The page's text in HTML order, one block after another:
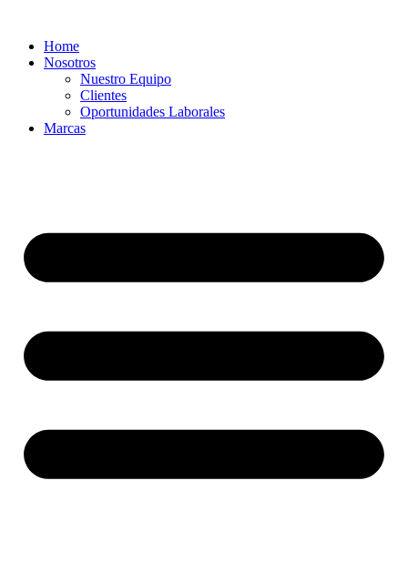
contenidoHome
Nosotros
Nuestro Equipo
Clientes
Oportunidades Laborales
Marcas